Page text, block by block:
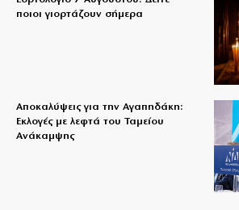
ποιοι γιορτάζουν σήμερα
Αποκαλύψεις για την Αγαπηδάκη:
Εκλογές με λεφτά του Ταμείου
Ανάκαμψης